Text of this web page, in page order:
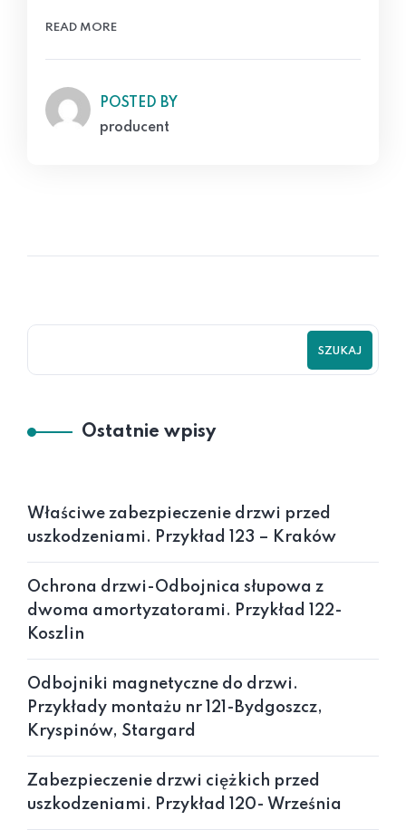
READ MORE
POSTED BY
producent
SZUKAJ
Ostatnie wpisy
Właściwe zabezpieczenie drzwi przed
uszkodzeniami. Przykład 123 – Kraków
Ochrona drzwi-Odbojnica słupowa z
dwoma amortyzatorami. Przykład 122-
Koszlin
Odbojniki magnetyczne do drzwi.
Przykłady montażu nr 121-Bydgoszcz,
Kryspinów, Stargard
Zabezpieczenie drzwi ciężkich przed
uszkodzeniami. Przykład 120- Września